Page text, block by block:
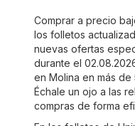
Comprar a precio
los folletos
nuevas ofertas
durante el
en Molina en más
Échale un ojo a las
compras de forma